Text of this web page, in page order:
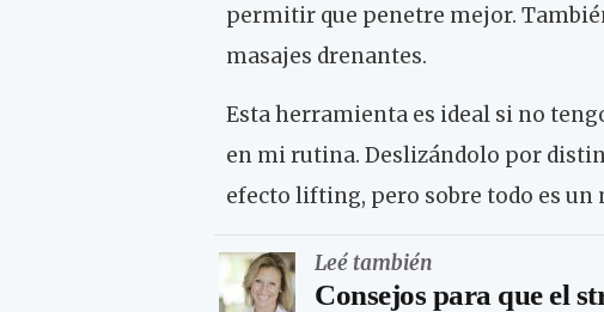
permitir que penetre mejor.
masajes drenantes.
Esta herramienta es ideal si no
en mi rutina. Deslizándolo por
efecto lifting, pero sobre todo es un
Leé también
Consejos para que el